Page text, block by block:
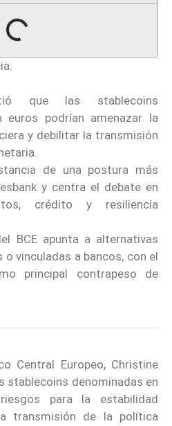
que las stablecoins
euros podrían amenazar la
y debilitar la transmisión
de una postura más
y centra el debate en
crédito y resiliencia
BCE apunta a alternativas
o vinculadas a bancos, con el
principal contrapeso de
Central Europeo, Christine
stablecoins denominadas en
para la estabilidad
transmisión de la política